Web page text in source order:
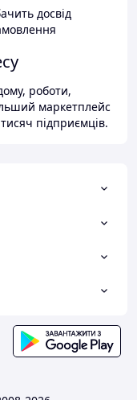
досвід
роботи,
маркетплейс
підприємців.